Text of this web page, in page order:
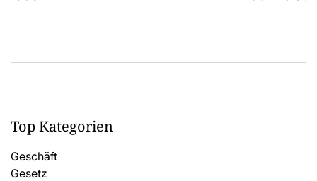
Top Kategorien
Geschäft
Gesetz